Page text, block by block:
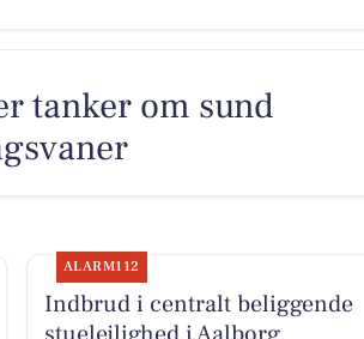
tanker om sund
ALARM112
Indbrud i centralt beliggende